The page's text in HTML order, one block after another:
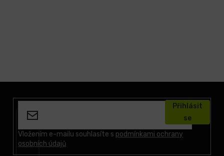
Vložením e-mailu souhlasíte s podmínkami ochrany
osobních údajů
Přihlásit
se